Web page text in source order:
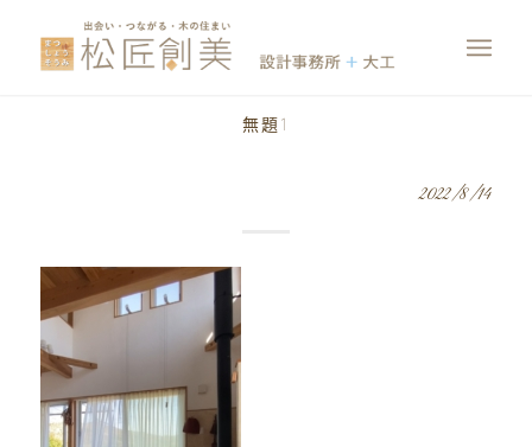
無題1
2022/8/14